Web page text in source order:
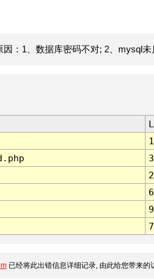
：1、数据库密码不对; 2、mysql未
已经将此出错信息详细记录, 由此给您带来的